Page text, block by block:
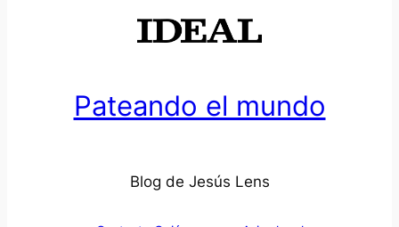
Pateando el mundo
Blog de Jesús Lens